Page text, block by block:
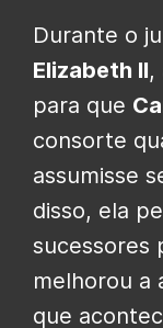
Durante o
Elizabeth II,
para que
consorte
assumisse
disso, ela
sucessores
melhorou a
que